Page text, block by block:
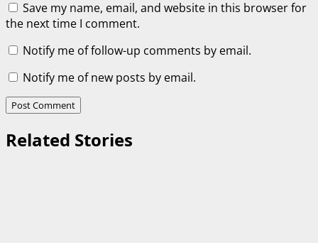
Save my name, email, and website in this browser for
the next time I comment.
Notify me of follow-up comments by email.
Notify me of new posts by email.
Related Stories